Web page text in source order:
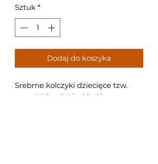
Sztuk *
Dodaj do koszyka
Srebrne kolczyki dziecięce tzw.
przecinki z niebieskimi i